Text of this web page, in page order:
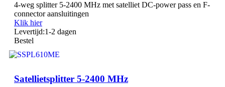
4-weg splitter 5-2400 MHz met satelliet DC-power pass en F-
connector aansluitingen
Klik hier
Levertijd:1-2 dagen
Bestel
Satellietsplitter 5-2400 MHz